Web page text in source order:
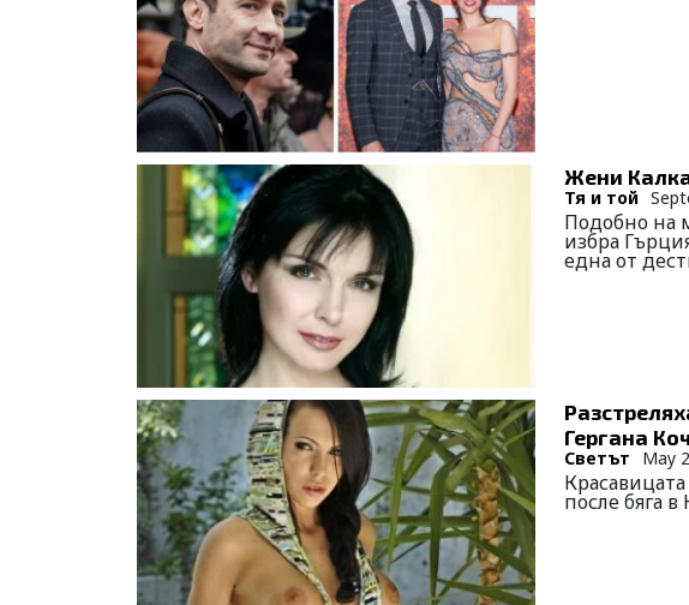
Жени
Тя и той
Подобно на
избра
една от
Гергана
Светът May
после бяга